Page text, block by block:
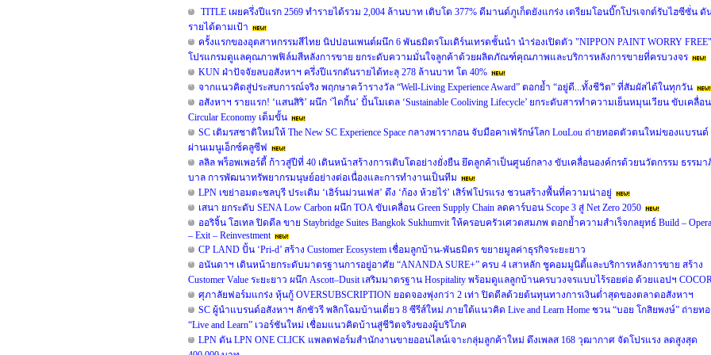
TITLE เผยครึ่งปีแรก 2569 ทำรายได้รวม 2,004 ล้านบาท เติบโต 377% ดีมานด์ภูเก็ตยังแกร่ง เตรียมโอนบิ๊กโปรเจกต์รับไฮซีซั่น ดั
รายได้ตามเป้า
ครั้งแรกของอุตสาหกรรมสีไทย นิปปอนเพนต์ผนึก 6 พันธมิตรโมเดิร์นเทรดชั้นนำ นำร่องเปิดตัว "NIPPON PAINT WORRY FREE"
โปรแกรมดูแลคุณภาพฟิล์มสีหลังการขาย ยกระดับความมั่นใจลูกค้าด้วยผลิตภัณฑ์คุณภาพและบริการหลังการขายที่ครบวงจร
KUN ฝ่าปัจจัยลบอสังหาฯ ครึ่งปีแรกดันรายได้ทะลุ 278 ล้านบาท โต 40%
จากแนวคิดสู่ประสบการณ์จริง พฤกษาคว้ารางวัล “Well-Living Experience Award” ตอกย้ำ “อยู่ดี...ทั้งชีวิต” ที่สัมผัสได้ในทุกวัน
อสังหาฯ รายแรก! ‘แสนสิริ’ ผนึก ‘ไดกิ้น’ ปั้นโมเดล ‘Sustainable Cooliving Lifecycle’ ยกระดับสารทำความเย็นหมุนเวียน ขับเคลื่อน
Circular Economy เต็มขั้น
SC เติมรสชาติใหม่ให้ The New SC Experience Space กลางพารากอน จับมือคาเฟ่รักษ์โลก LouLou ถ่ายทอดตัวตนใหม่ของแบรนด์
ผ่านเมนูเอ็กซ์คลูซีฟ
ลลิล พร็อพเพอร์ตี้ ก้าวสู่ปีที่ 40 เดินหน้าสร้างการเติบโตอย่างยั่งยืน ยึดลูกค้าเป็นศูนย์กลาง ขับเคลื่อนองค์กรด้วยนวัตกรรม ธรรมา
บาล การพัฒนาทรัพยากรมนุษย์อย่างต่อเนื่องและการทำงานเป็นทีม
LPN เขย่าอมตะชลบุรี ประเดิม ‘เอิร์นม่วนเฟส’ ดึง ‘ก้อง ห้วยไร่’ เสิร์ฟโปรแรง ชวนสร้างพื้นที่ความน่าอยู่
เสนา ยกระดับ SENA Low Carbon ผนึก TOA ขับเคลื่อน Green Supply Chain ลดคาร์บอน Scope 3 สู่ Net Zero 2050
ออริจิ้น โฮเทล ปิดดีล ขาย Staybridge Suites Bangkok Sukhumvit ให้ครอบครัวเศวตสมภพ ตอกย้ำความสำเร็จกลยุทธ์ Build –
– Exit – Reinvestment
CP LAND ปั้น ‘Pri-d’ สร้าง Customer Ecosystem เชื่อมลูกบ้าน-พันธมิตร ขยายมูลค่าธุรกิจระยะยาว
อนันดาฯ เดินหน้ายกระดับมาตรฐานการอยู่อาศัย “ANANDA SURE+” ครบ 4 เสาหลัก ชูคอมมูนิตี้และบริการหลังการขาย สร้าง
Customer Value ระยะยาว ผนึก Ascott–Dusit เสริมมาตรฐาน Hospitality พร้อมดูแลลูกบ้านครบวงจรแบบไร้รอยต่อ ด้วยแอปฯ
ศุภาลัยฟอร์มแกร่ง หุ้นกู้ OVERSUBSCRIPTION ยอดจองพุ่งกว่า 2 เท่า ปิดดีลด้วยต้นทุนทางการเงินต่ำสุดของตลาดอสังหาฯ
SC ผู้นำแบรนด์อสังหาฯ ลักชัวรี พลิกโฉมบ้านเดี่ยว 8 ซีรีส์ใหม่ ภายใต้แนวคิด Live and Learn Home ชวน “บอย โกสิยพงษ์” ถ่ายท
“Live and Learn” เวอร์ชันใหม่ เชื่อมแนวคิดบ้านสู่ชีวิตจริงของผู้บริโภค
LPN ดัน LPN ONE CLICK แพลตฟอร์มสำนักงานขายออนไลน์เจาะกลุ่มลูกค้าใหม่ ดึงเพลส 168 วุฒากาศ จัดโปรแรง ลดสูงสุด